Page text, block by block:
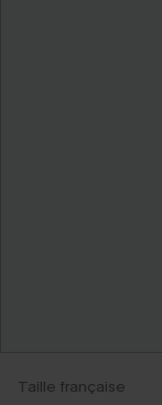
Taille française